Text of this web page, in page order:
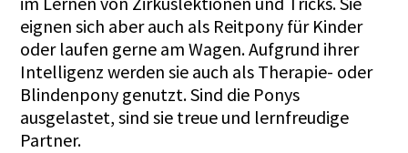
eignen sich aber auch als Reitpony für Kinder
oder laufen gerne am Wagen. Aufgrund ihrer
Intelligenz werden sie auch als Therapie- oder
Blindenpony genutzt. Sind die Ponys
ausgelastet, sind sie treue und lernfreudige
Partner.